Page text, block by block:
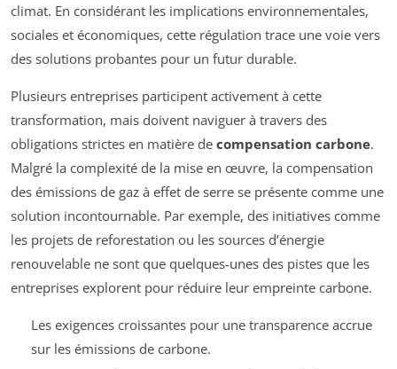
climat. En considérant les implications environnementales,
sociales et économiques, cette régulation trace une voie vers
des solutions probantes pour un futur durable.
Plusieurs entreprises participent activement à cette
transformation, mais doivent naviguer à travers des
obligations strictes en matière de compensation carbone.
Malgré la complexité de la mise en œuvre, la compensation
des émissions de gaz à effet de serre se présente comme une
solution incontournable. Par exemple, des initiatives comme
les projets de reforestation ou les sources d’énergie
renouvelable ne sont que quelques-unes des pistes que les
entreprises explorent pour réduire leur empreinte carbone.
Les exigences croissantes pour une transparence accrue
sur les émissions de carbone.